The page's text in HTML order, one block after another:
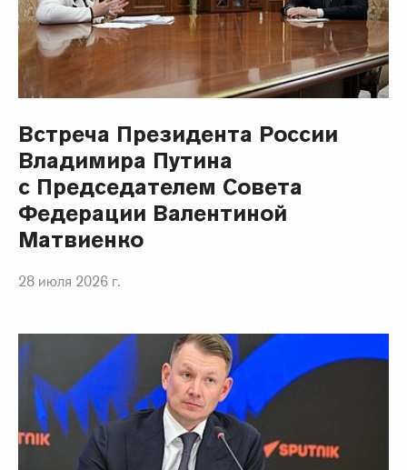
Встреча Президента России
Владимира Путина
с Председателем Совета
Федерации Валентиной
Матвиенко
28 июля 2026 г.